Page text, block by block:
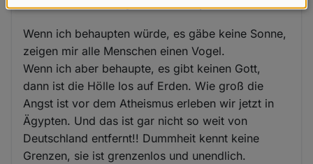
Wenn ich behaupten würde, es gäbe keine Sonne,
zeigen mir alle Menschen einen Vogel.
Wenn ich aber behaupte, es gibt keinen Gott,
dann ist die Hölle los auf Erden. Wie groß die
Angst ist vor dem Atheismus erleben wir jetzt in
Ägypten. Und das ist gar nicht so weit von
Deutschland entfernt!! Dummheit kennt keine
Grenzen, sie ist grenzenlos und unendlich.
Daten
und
Cookies